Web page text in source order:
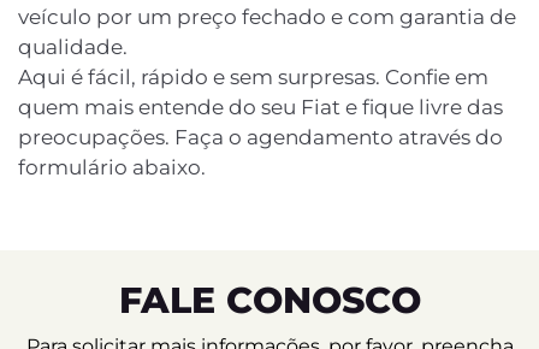
veículo por um preço fechado e com garantia de
qualidade.
Aqui é fácil, rápido e sem surpresas. Confie em
quem mais entende do seu Fiat e fique livre das
preocupações. Faça o agendamento através do
formulário abaixo.
FALE CONOSCO